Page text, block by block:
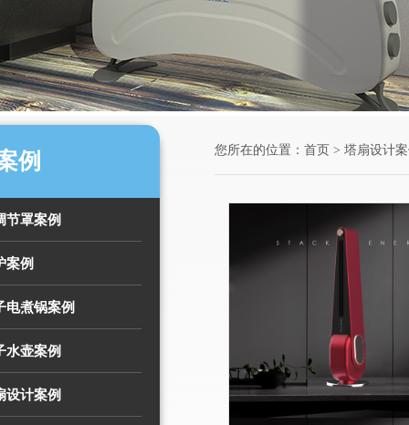
例
罩案例
案例
煮锅案例
壶案例
计案例
您所在的位置： 首页 > 塔扇设计